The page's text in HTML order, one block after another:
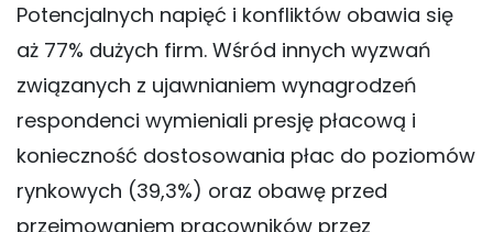
Potencjalnych napięć i konfliktów obawia się
aż 77% dużych firm. Wśród innych wyzwań
związanych z ujawnianiem wynagrodzeń
respondenci wymieniali presję płacową i
konieczność dostosowania płac do poziomów
rynkowych (39,3%) oraz obawę przed
przejmowaniem pracowników przez